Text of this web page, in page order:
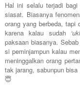
Hal ini selalu terjadi
siasat. Biasanya
orang yang berbeda, tapi
karena kalau sudah
paksaan biasanya.
si peminjampun kalau
meninggalkan orang
tak jarang, sabunpun
😇